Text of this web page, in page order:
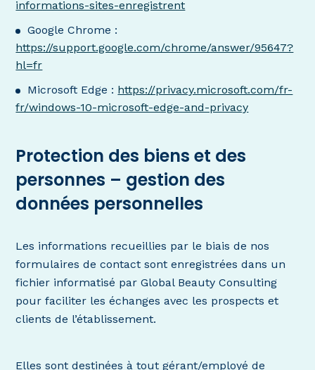
informations-sites-enregistrent
Google Chrome :
https://support.google.com/chrome/answer/95647?
hl=fr
Microsoft Edge : https://privacy.microsoft.com/fr-
fr/windows-10-microsoft-edge-and-privacy
Protection des biens et des
personnes – gestion des
données personnelles
Les informations recueillies par le biais de nos
formulaires de contact sont enregistrées dans un
fichier informatisé par Global Beauty Consulting
pour faciliter les échanges avec les prospects et
clients de l’établissement.
Elles sont destinées à tout gérant/employé de